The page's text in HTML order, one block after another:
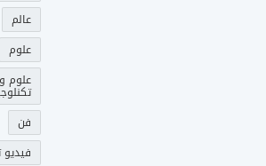
عالم
علوم
علوم و
فن
فيديو